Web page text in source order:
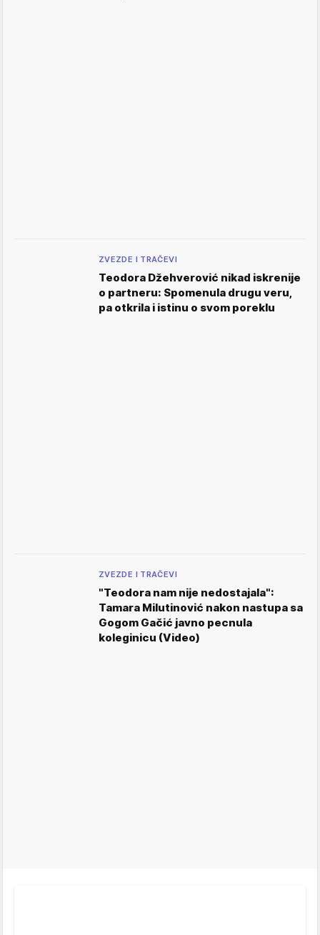
ZVEZDE I TRAČEVI
Teodora Džehverović nikad iskrenije
o partneru: Spomenula drugu veru,
pa otkrila i istinu o svom poreklu
ZVEZDE I TRAČEVI
"Teodora nam nije nedostajala":
Tamara Milutinović nakon nastupa sa
Gogom Gačić javno pecnula
koleginicu (Video)